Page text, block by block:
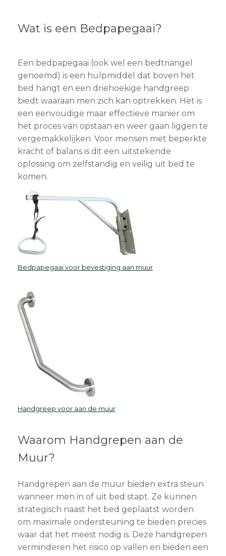
Wat is een Bedpapegaai?
Een bedpapegaai (ook wel een bedtriangel
genoemd) is een hulpmiddel dat boven het
bed hangt en een driehoekige handgreep
biedt waaraan men zich kan optrekken. Het is
een eenvoudige maar effectieve manier om
het proces van opstaan en weer gaan liggen te
vergemakkelijken. Voor mensen met beperkte
kracht of balans is dit een uitstekende
oplossing om zelfstandig en veilig uit bed te
komen.
Bedpapegaai voor bevestiging aan muur
Handgreep voor aan de muur
Waarom Handgrepen aan de
Muur?
Handgrepen aan de muur bieden extra steun
wanneer men in of uit bed stapt. Ze kunnen
strategisch naast het bed geplaatst worden
om maximale ondersteuning te bieden precies
waar dat het meest nodig is. Deze handgrepen
verminderen het risico op vallen en bieden een